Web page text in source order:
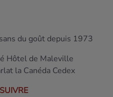
du goût depuis 1973
Hôtel de Maleville
la Canéda Cedex